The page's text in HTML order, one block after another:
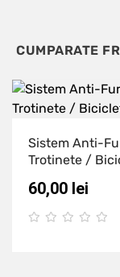
CUMPARATE
Sistem Anti-
Trotinete /
60,00 lei